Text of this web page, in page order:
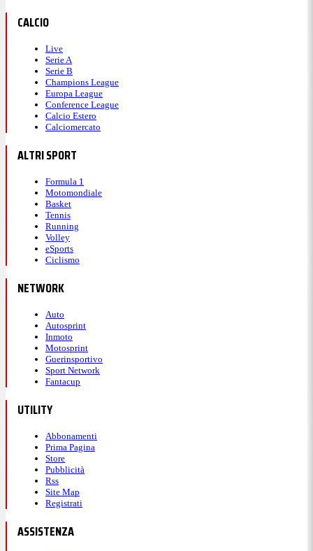
CALCIO
Live
Serie A
Serie B
Champions League
Europa League
Conference League
Calcio Estero
Calciomercato
ALTRI SPORT
Formula 1
Motomondiale
Basket
Tennis
Running
Volley
eSports
Ciclismo
NETWORK
Auto
Autosprint
Inmoto
Motosprint
Guerinsportivo
Sport Network
Fantacup
UTILITY
Abbonamenti
Prima Pagina
Store
Pubblicità
Rss
Site Map
Registrati
ASSISTENZA